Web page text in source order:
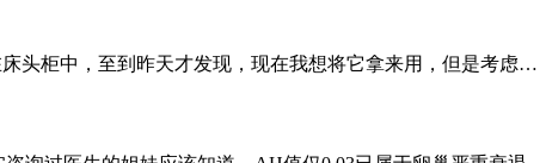
头柜中，至到昨天才发现，现在我想将它拿来用，但是考虑…